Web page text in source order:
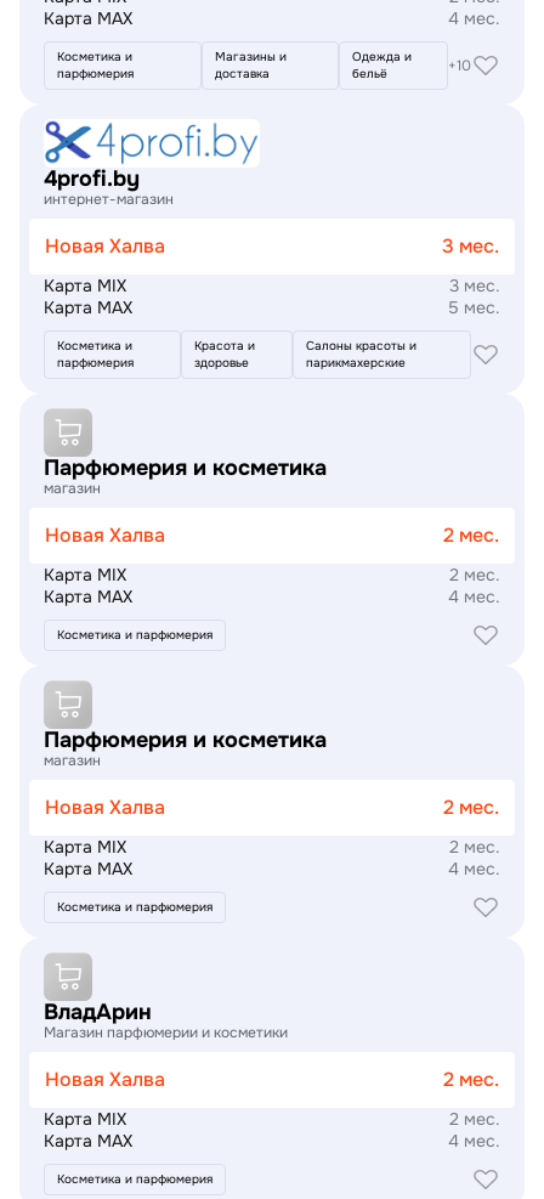
Карта MAX
4 мес.
Косметика и
парфюмерия
Магазины и
доставка
Одежда и
бельё
+10
Подробнее
4profi.by
интернет-магазин
Карта MIX
3 мес.
Карта MAX
5 мес.
Новая Халва 3 мес.
Косметика и
парфюмерия
Красота и
здоровье
Салоны красоты и
парикмахерские
Подробнее
Парфюмерия и косметика
магазин
Карта MIX
2 мес.
Карта MAX
4 мес.
Новая Халва 2 мес.
Косметика и парфюмерия
Подробнее
Парфюмерия и косметика
магазин
Карта MIX
2 мес.
Карта MAX
4 мес.
Новая Халва 2 мес.
Косметика и парфюмерия
Подробнее
ВладАрин
Магазин парфюмерии и косметики
Карта MIX
2 мес.
Карта MAX
4 мес.
Новая Халва 2 мес.
Косметика и парфюмерия